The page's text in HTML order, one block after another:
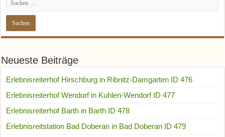
Neueste Beiträge
Erlebnisreiterhof Hirschburg in Ribnitz-Damgarten ID 476
Erlebnisreiterhof Wendorf in Kuhlen-Wendorf ID 477
Erlebnisreiterhof Barth in Barth ID 478
Erlebnisreitstation Bad Doberan in Bad Doberan ID 479